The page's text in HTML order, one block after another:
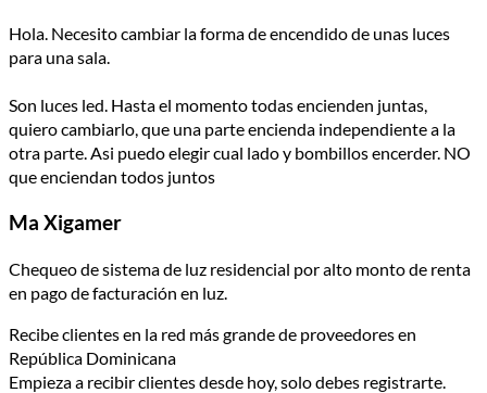
Hola. Necesito cambiar la forma de encendido de unas luces
para una sala.
Son luces led. Hasta el momento todas encienden juntas,
quiero cambiarlo, que una parte encienda independiente a la
otra parte. Asi puedo elegir cual lado y bombillos encerder. NO
que enciendan todos juntos
Ma Xigamer
Chequeo de sistema de luz residencial por alto monto de renta
en pago de facturación en luz.
Recibe clientes en la red más grande de proveedores en
República Dominicana
Empieza a recibir clientes desde hoy, solo debes registrarte.